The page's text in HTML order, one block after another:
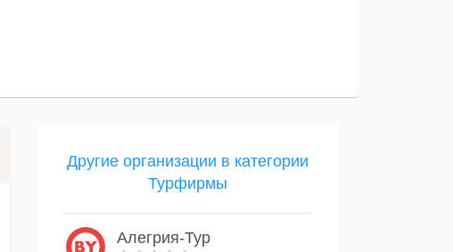
Другие организации в категории
Турфирмы
Алегрия-Тур